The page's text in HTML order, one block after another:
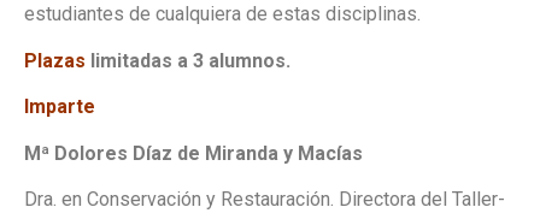
estudiantes de cualquiera de estas disciplinas.
Plazas limitadas a 3 alumnos.
Imparte
Mª Dolores Díaz de Miranda y Macías
Dra. en Conservación y Restauración. Directora del Taller-